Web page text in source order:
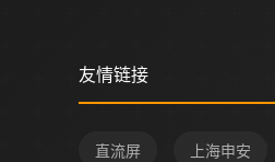
友情链接
直流屏 上海申安